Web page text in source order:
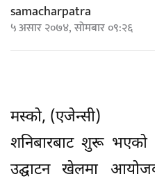
samacharpatra
५ असार २०७४, सोमबार ०९:२६
मस्को, (एजेन्सी)
शनिबारबाट शुरू
उद्घाटन खेलमा